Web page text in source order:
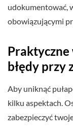
udokumentować,
obowiązującymi
Praktyczne
błędy przy
Aby uniknąć
kilku aspektach.
zabezpieczyć